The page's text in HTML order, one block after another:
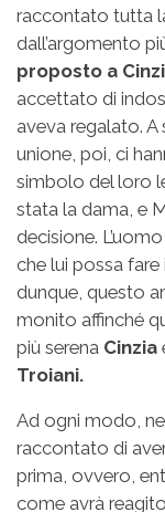
raccontato tutta
dall’argomento
proposto a
accettato di
aveva regalato.
unione, poi, ci
simbolo del loro
stata la dama, e
decisione.
che lui possa fare
dunque, questo
monito affinché
più serena Cinzia
Troiani.
Ad ogni modo,
raccontato di
prima, ovvero,
come avrà